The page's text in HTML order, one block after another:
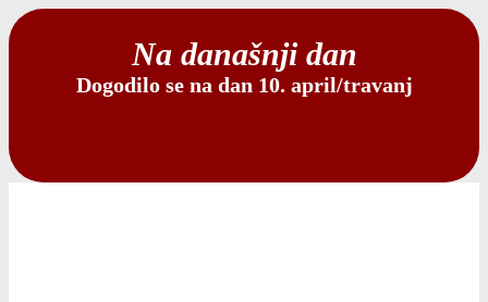
Na današnji dan
Dogodilo se na dan 10. april/travanj